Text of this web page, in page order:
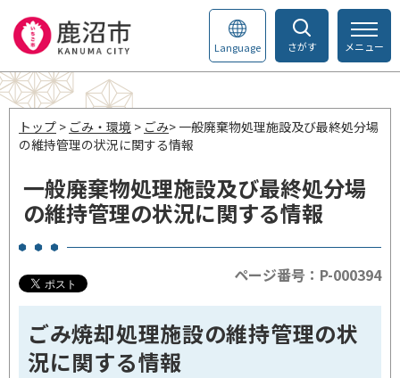
さがす
Language メニュー
トップ > ごみ・環境 > ごみ> 一般廃棄物処理施設及び最終処分場
の維持管理の状況に関する情報
一般廃棄物処理施設及び最終処分場
の維持管理の状況に関する情報
ページ番号：P-000394
ごみ焼却処理施設の維持管理の状
況に関する情報